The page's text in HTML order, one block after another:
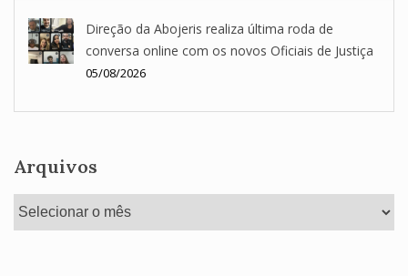
Direção da Abojeris realiza última roda de
conversa online com os novos Oficiais de Justiça
05/08/2026
Arquivos
Arquivos